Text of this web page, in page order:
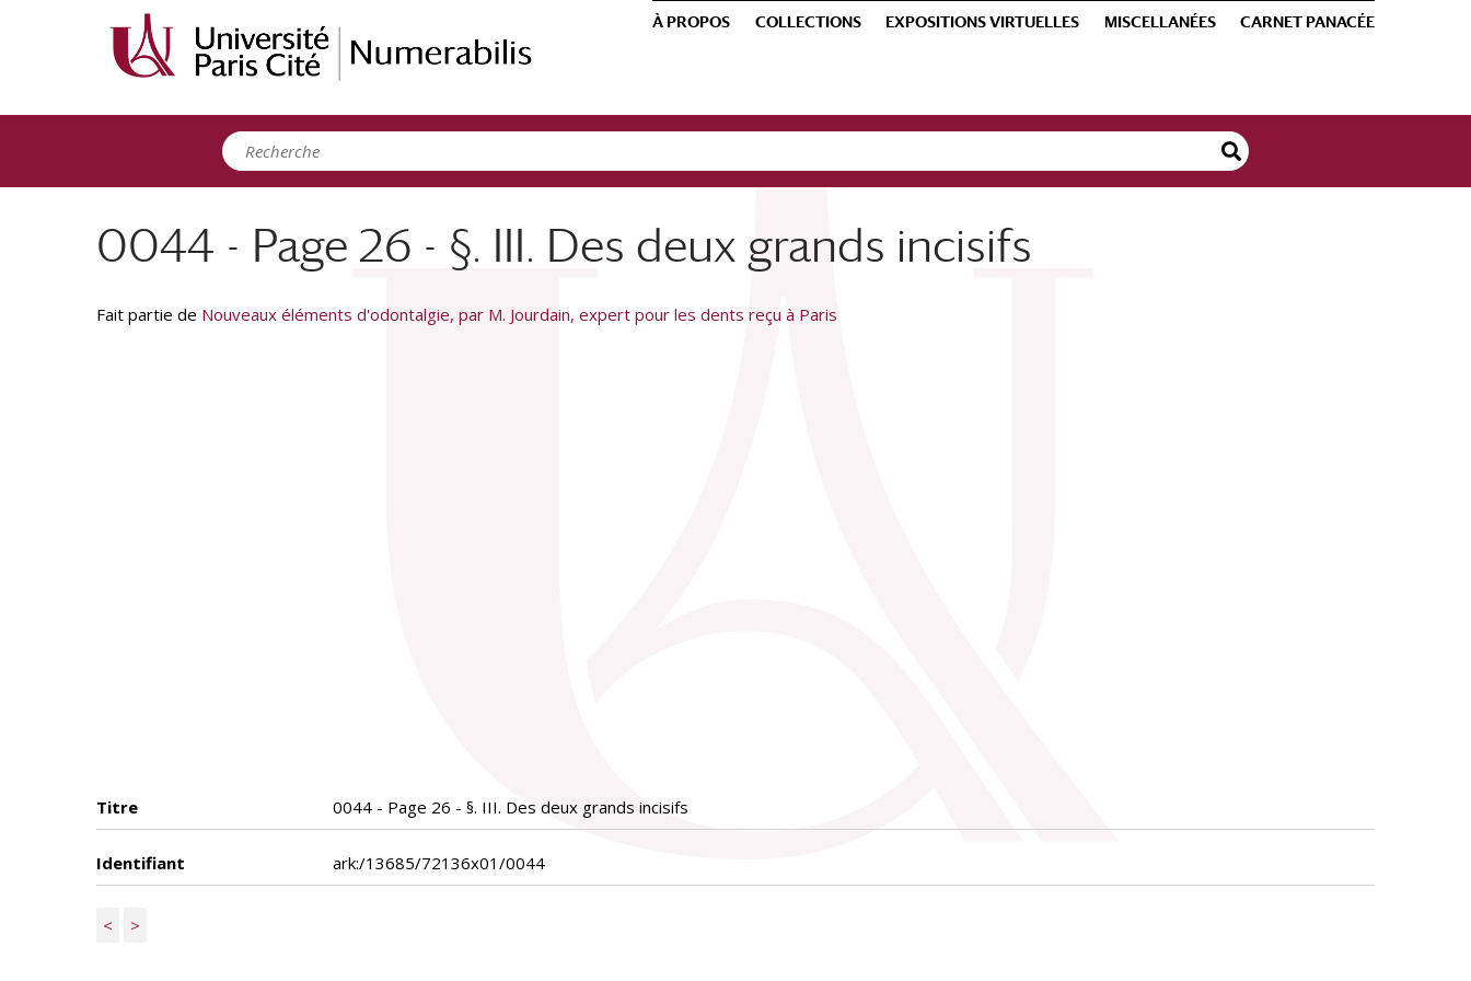
À PROPOS COLLECTIONS EXPOSITIONS VIRTUELLES MISCELLANÉES CARNET PANACÉE
0044 - Page 26 - §. III. Des deux grands incisifs
Fait partie de Nouveaux éléments d'odontalgie, par M. Jourdain, expert pour les dents reçu à Paris
Titre 0044 - Page 26 - §. III. Des deux grands incisifs
Identifiant ark:/13685/72136x01/0044
< >
Panneau de gestion des cookies